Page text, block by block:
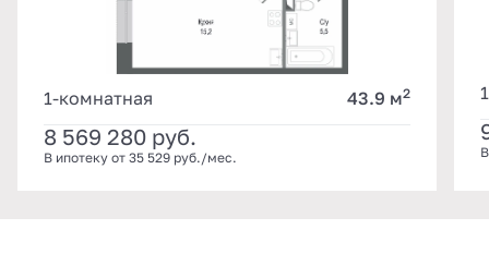
1-комнатная 43.9 м2
8 569 280 руб.
В ипотеку от 35 529 руб./мес.